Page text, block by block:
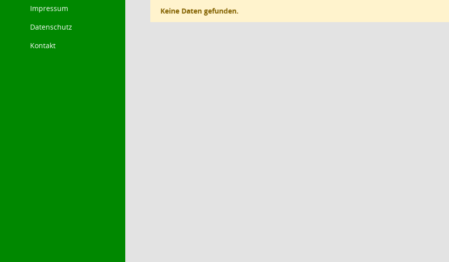
Impressum
Datenschutz
Kontakt
Keine Daten gefunden.